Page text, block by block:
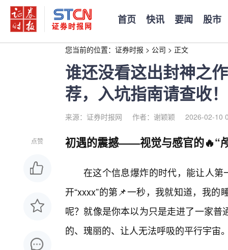
首页 快讯 要闻 股市
您当前的位置： 证券时报 > 公司 > 正文
谁还没看这出封神之
荐，入坑指南请查收！
来源：证券时报网 作者：谢颖颖 2026-02-10
点赞 初遇的震撼——视觉与感官的🔥“
在这个信息爆炸的时代，能让人第
开“xxxx”的第📌一秒，我就知道，我
呢？就像是你本以为只是走进了一家
的、瑰丽的、让人无法呼吸的平行宇宙